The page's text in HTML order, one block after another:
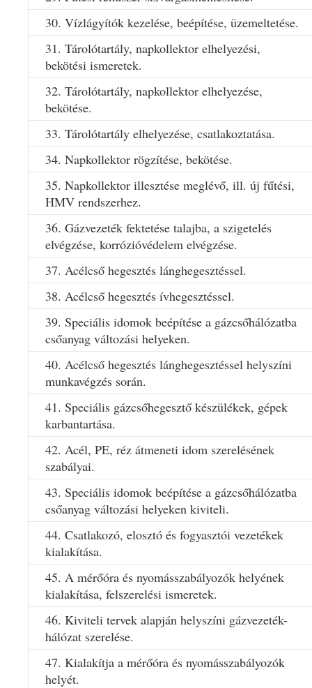
30. Vízlágyítók kezelése, beépítése, üzemeltetése.
31. Tárolótartály, napkollektor elhelyezési,
bekötési ismeretek.
32. Tárolótartály, napkollektor elhelyezése,
bekötése.
33. Tárolótartály elhelyezése, csatlakoztatása.
34. Napkollektor rögzítése, bekötése.
35. Napkollektor illesztése meglévő, ill. új fűtési,
HMV rendszerhez.
36. Gázvezeték fektetése talajba, a szigetelés
elvégzése, korrózióvédelem elvégzése.
37. Acélcső hegesztés lánghegesztéssel.
38. Acélcső hegesztés ívhegesztéssel.
39. Speciális idomok beépítése a gázcsőhálózatba
csőanyag változási helyeken.
40. Acélcső hegesztés lánghegesztéssel helyszíni
munkavégzés során.
41. Speciális gázcsőhegesztő készülékek, gépek
karbantartása.
42. Acél, PE, réz átmeneti idom szerelésének
szabályai.
43. Speciális idomok beépítése a gázcsőhálózatba
csőanyag változási helyeken kiviteli.
44. Csatlakozó, elosztó és fogyasztói vezetékek
kialakítása.
45. A mérőóra és nyomásszabályozók helyének
kialakítása, felszerelési ismeretek.
46. Kiviteli tervek alapján helyszíni gázvezeték-
hálózat szerelése.
47. Kialakítja a mérőóra és nyomásszabályozók
helyét.